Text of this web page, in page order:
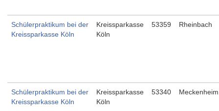
Schülerpraktikum bei der
Kreissparkasse Köln
Kreissparkasse
Köln
53359 Rheinbach
Schülerpraktikum bei der
Kreissparkasse Köln
Kreissparkasse
Köln
53340 Meckenheim